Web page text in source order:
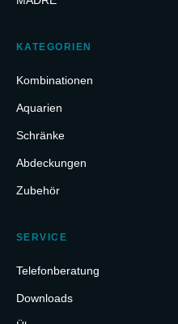
KATEGORIEN
Kombinationen
Aquarien
Schränke
Abdeckungen
Zubehör
SERVICE
Telefonberatung
Downloads